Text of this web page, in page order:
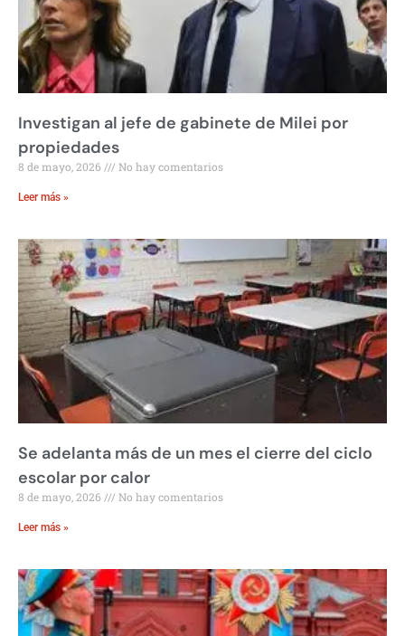
Investigan al jefe de gabinete de Milei por
propiedades
8 de mayo, 2026 No hay comentarios
Leer más »
Se adelanta más de un mes el cierre del ciclo
escolar por calor
8 de mayo, 2026 No hay comentarios
Leer más »